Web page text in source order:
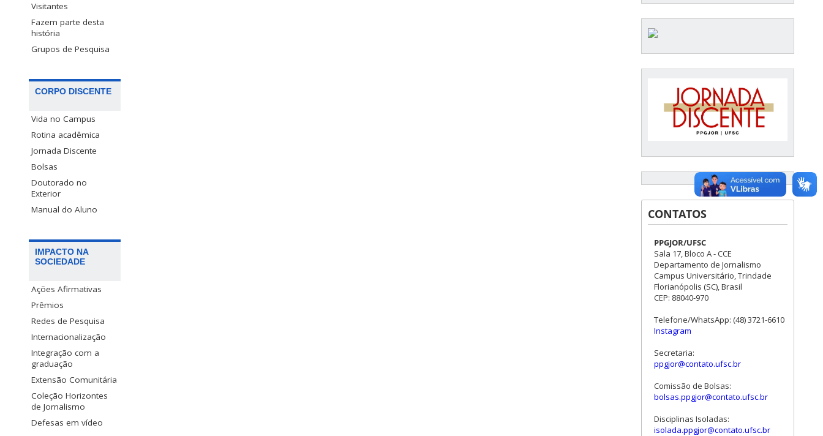
Visitantes
Fazem parte desta
história
Grupos de Pesquisa
CORPO DISCENTE
Vida no Campus
Rotina acadêmica
Jornada Discente
Bolsas
Doutorado no
Exterior
Manual do Aluno
IMPACTO NA
SOCIEDADE
Ações Afirmativas
Prêmios
Redes de Pesquisa
Internacionalização
Integração com a
graduação
Extensão Comunitária
Coleção Horizontes
de Jornalismo
Defesas em vídeo
CONTATOS
PPGJOR/UFSC
Sala 17, Bloco A - CCE
Departamento de Jornalismo
Campus Universitário, Trindade
Florianópolis (SC), Brasil
CEP: 88040-970
Telefone/WhatsApp: (48) 3721-6610
Instagram
Secretaria:
ppgjor@contato.ufsc.br
Comissão de Bolsas:
bolsas.ppgjor@contato.ufsc.br
Disciplinas Isoladas:
isolada.ppgjor@contato.ufsc.br